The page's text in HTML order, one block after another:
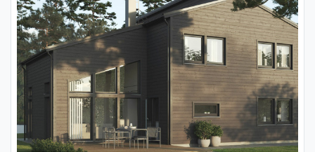
god kommunikation tack vare trappans placering.